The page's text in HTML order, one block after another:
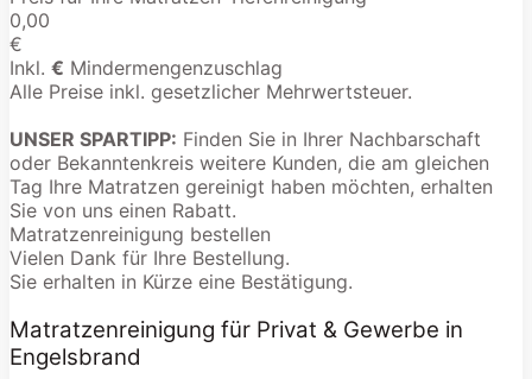
0,00
€
Inkl. € Mindermengenzuschlag
Alle Preise inkl. gesetzlicher Mehrwertsteuer.
UNSER SPARTIPP: Finden Sie in Ihrer Nachbarschaft
oder Bekanntenkreis weitere Kunden, die am gleichen
Tag Ihre Matratzen gereinigt haben möchten, erhalten
Sie von uns einen Rabatt.
Matratzenreinigung bestellen
Vielen Dank für Ihre Bestellung.
Sie erhalten in Kürze eine Bestätigung.
Matratzenreinigung für Privat & Gewerbe in
Engelsbrand